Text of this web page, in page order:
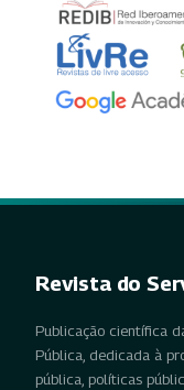
Revista do
Publicação científica
Pública, dedicada à
pública, políticas